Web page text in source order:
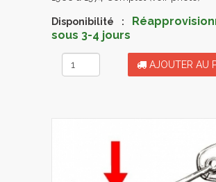
Disponibilité :
sous 3-4 jours
AJOUTER AU